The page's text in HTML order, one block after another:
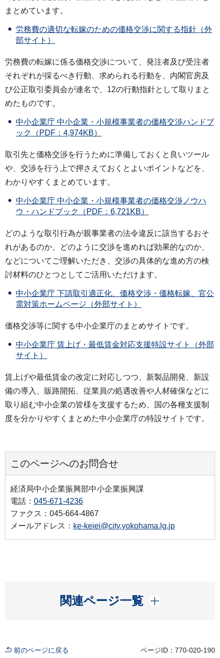
まとめています。
労務費の適切な転嫁のための価格交渉に関する指針（外
部サイト）
労務費の転嫁に係る価格交渉について、発注者及び受注者
それぞれが採るべき行動、求められる行動を、内閣官房及
び公正取引委員会が連名で、12の行動指針として取りまと
めたものです。
中小企業庁 中小企業・小規模事業者の価格交渉ハンドブ
ック（PDF：4,974KB）
取引先と価格交渉を行うために準備しておくと良いツール
や、交渉を行う上で押さえておくとよいポイントなどを、
わかりやすくまとめています。
中小企業庁 中小企業・小規模事業者の価格交渉ノウハ
ウ・ハンドブック（PDF：6,721KB）
どのような取引行為が親事業者の法令違反に該当するおそ
れがあるのか、どのように交渉を進めれば効果的なのか、
などについてご理解いただき、交渉の具体的な進め方の検
討材料のひとつとしてご活用いただけます。
中小企業庁 下請取引適正化、価格交渉・価格転嫁、官公
需対策ホームページ（外部サイト）
価格交渉等に関する中小企業庁のまとめサイトです。
中小企業庁 賃上げ・最低賃金対応支援特設サイト（外部
サイト）
賃上げや最低賃金の改定に対応しつつ、新製品開発、新設
備の導入、販路開拓、従業員の処遇改善や人材確保などに
取り組む中小企業の皆様を支援するため、国の各種支援制
度を分かりやすくまとめた中小企業庁の特設サイトです。
このページへのお問合せ
経済局中小企業振興部中小企業振興課
電話： 045-671-4236
ファクス：045-664-4867
メールアドレス： ke-keiei@city.yokohama.lg.jp
関連ページ一覧
開く
前のページに戻る ページID：770-020-190